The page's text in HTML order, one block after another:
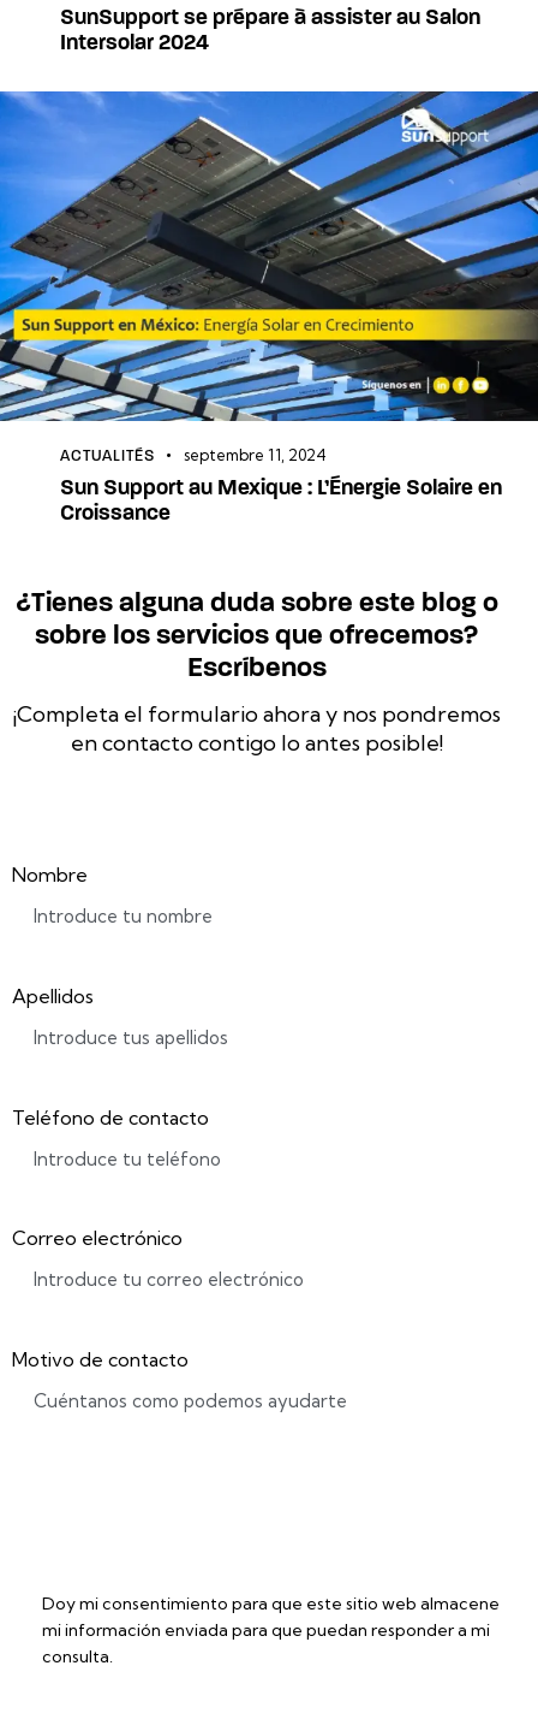
SunSupport se prépare à assister au Salon
Intersolar 2024
ACTUALITÉS septembre 11, 2024
Sun Support au Mexique : L’Énergie Solaire en
Croissance
¿Tienes alguna duda sobre este blog o
sobre los servicios que ofrecemos?
Escríbenos
¡Completa el formulario ahora y nos pondremos
en contacto contigo lo antes posible!
Nombre
Apellidos
Teléfono de contacto
Correo electrónico
Motivo de contacto
Doy mi consentimiento para que este sitio web almacene
mi información enviada para que puedan responder a mi
consulta.